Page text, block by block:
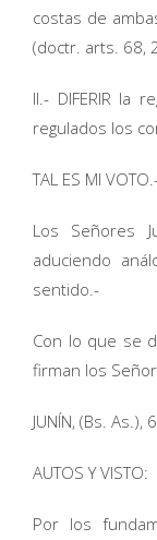
costas de
(doctr. arts. 68,
II.- DIFERIR la
regulados los
TAL ES MI
Los Señores
aduciendo
sentido.-
Con lo que se
firman los
JUNÍN, (Bs.
AUTOS Y VISTO:
Por los